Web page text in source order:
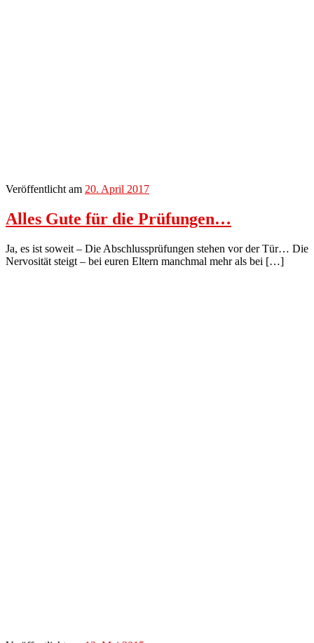
Veröffentlicht am 20. April 2017
Alles Gute für die Prüfungen…
Ja, es ist soweit – Die Abschlussprüfungen stehen vor der Tür… Die
Nervosität steigt – bei euren Eltern manchmal mehr als bei […]